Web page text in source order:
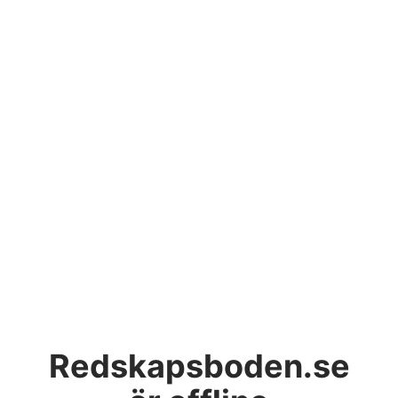
Redskapsboden.se